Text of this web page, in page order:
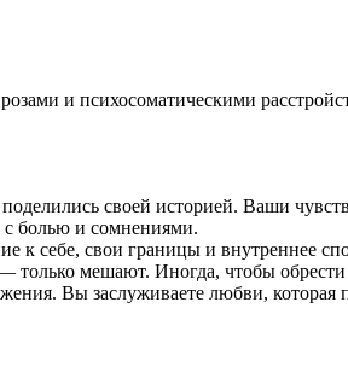
и психосоматическими
своей историей. Ваши
с болью и сомнениями.
себе, свои границы и внутреннее
мешают. Иногда, чтобы обрести
Вы заслуживаете любви,